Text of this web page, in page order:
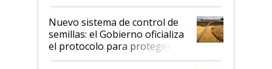
Nuevo sistema de control de
semillas: el Gobierno oficializa
el protocolo para proteger la
propiedad intelectual